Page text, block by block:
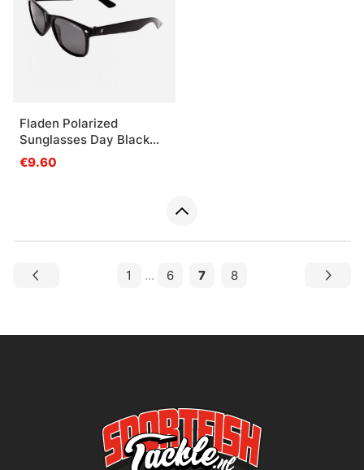
Fladen Polarized
Sunglasses Day Black
Frame Grey Lens
€9.60
1 ... 6 7 8